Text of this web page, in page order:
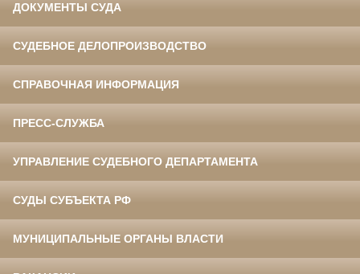
ДОКУМЕНТЫ СУДА
СУДЕБНОЕ ДЕЛОПРОИЗВОДСТВО
СПРАВОЧНАЯ ИНФОРМАЦИЯ
ПРЕСС-СЛУЖБА
УПРАВЛЕНИЕ СУДЕБНОГО ДЕПАРТАМЕНТА
СУДЫ СУБЪЕКТА РФ
МУНИЦИПАЛЬНЫЕ ОРГАНЫ ВЛАСТИ